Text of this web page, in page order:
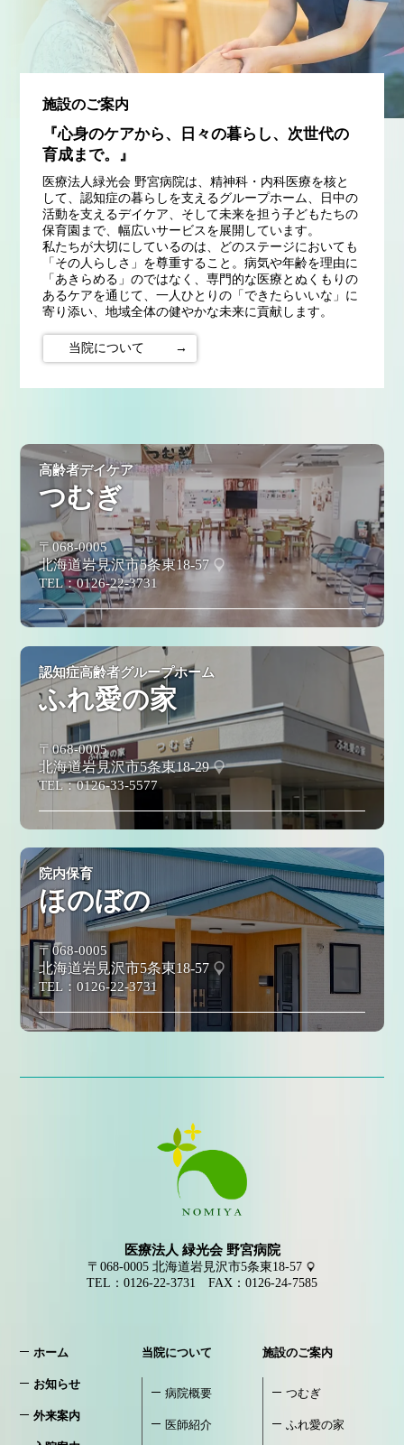
施設のご案内
『心身のケアから、日々の暮らし、次世代の
育成まで。』
医療法人緑光会 野宮病院は、精神科・内科医療を核と
して、認知症の暮らしを支えるグループホーム、日中の
活動を支えるデイケア、そして未来を担う子どもたちの
保育園まで、幅広いサービスを展開しています。
私たちが大切にしているのは、どのステージにおいても
「その人らしさ」を尊重すること。病気や年齢を理由に
「あきらめる」のではなく、専門的な医療とぬくもりの
あるケアを通じて、一人ひとりの「できたらいいな」に
寄り添い、地域全体の健やかな未来に貢献します。
当院について →
高齢者デイケア
つむぎ
〒068-0005
北海道岩見沢市5条東18-57
TEL：0126-22-3731
認知症高齢者グループホーム
ふれ愛の家
〒068-0005
北海道岩見沢市5条東18-29
TEL：0126-33-5577
院内保育
ほのぼの
〒068-0005
北海道岩見沢市5条東18-57
TEL： 0126-22-3731
医療法人 緑光会 野宮病院
〒068-0005 北海道岩見沢市5条東18-57
TEL： 0126-22-3731 FAX：0126-24-7585
ホーム
お知らせ
外来案内
当院について
病院概要
医師紹介
施設のご案内
つむぎ
ふれ愛の家